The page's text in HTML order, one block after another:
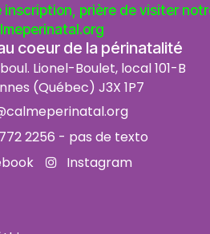
inscription, prière de visiter
coeur de la périnatalité
Lionel-Boulet, local 101-B
(Québec) J3X 1P7
2256 - pas de texto
Instagram